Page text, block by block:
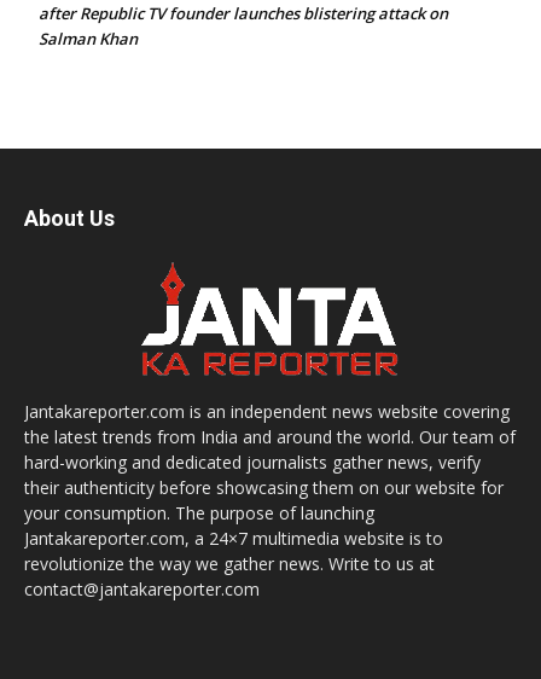
after Republic TV founder launches blistering attack on
Salman Khan
About Us
Jantakareporter.com is an independent news website covering
the latest trends from India and around the world. Our team of
hard-working and dedicated journalists gather news, verify
their authenticity before showcasing them on our website for
your consumption. The purpose of launching
Jantakareporter.com, a 24×7 multimedia website is to
revolutionize the way we gather news. Write to us at
contact@jantakareporter.com